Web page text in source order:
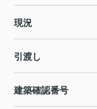
現況
引渡し
建築確認番号